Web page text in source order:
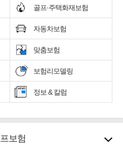
골프·주택화재보험
자동차보험
맞춤보험
보험리모델링
정보 & 칼럼
보험